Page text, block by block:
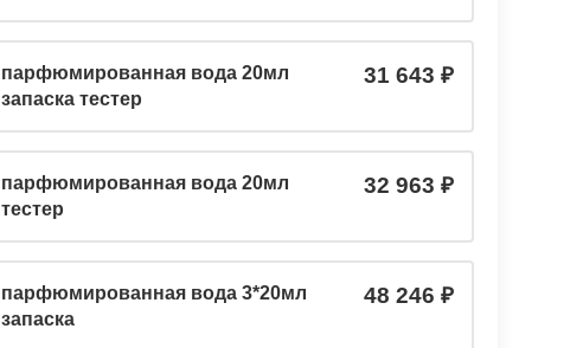
парфюмированная вода 20мл
запаска тестер
31 643
парфюмированная вода 20мл
тестер
32 963
парфюмированная вода 3*20мл
запаска
48 246